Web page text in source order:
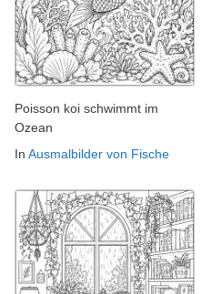
Poisson koi schwimmt im
Ozean
In Ausmalbilder von Fische